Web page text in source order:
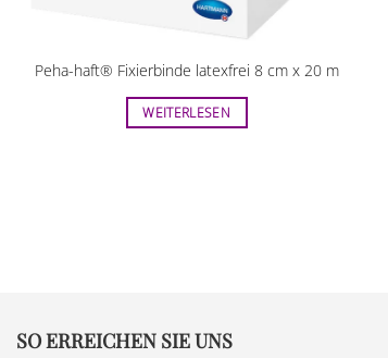
Peha-haft® Fixierbinde latexfrei 8 cm x 20 m
WEITERLESEN
SO ERREICHEN SIE UNS